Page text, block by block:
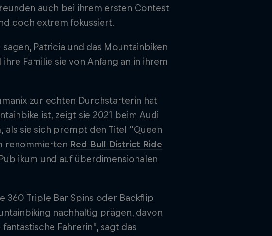
auch bei ihrem ersten Contest
doch extrem fokussiert.
Patricia und das Mountainbiken
Familie sie von Anfang an in ihrem
zur echten Durchstarterin hat
ist, zeigt sie 2021 beim Audi
als sie sich prompt den Titel "Queen
renommierten Red Bull District Ride
und auf überdimensionalen
360 Triple Bar Spins oder Backflip
nachhaltig prägen, davon
Fahrerin", sagt das